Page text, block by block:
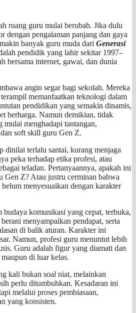
ruang guru mulai berubah. Jika dulu
dengan pengalaman panjang dan gaya
banyak guru muda dari Generasi
pendidik yang lahir sekitar 1997–
bersama internet, gawai, dan dunia
angin segar bagi sekolah. Mereka
memanfaatkan teknologi dalam
pendidikan yang semakin dinamis,
berharga. Namun demikian, tidak
mulai menghadapi tantangan,
soft skill guru Gen Z.
dinilai terlalu santai, kurang menjaga
peka terhadap etika profesi, atau
teladan. Pertanyaannya, apakah ini
Gen Z? Atau justru cerminan bahwa
menyesuaikan dengan karakter
komunikasi yang cepat, terbuka,
menyampaikan pendapat, serta
di balik aturan. Karakter ini
Namun, profesi guru menuntut lebih
Guru adalah figur yang diamati dan
di luar kelas.
kali bukan soal niat, melainkan
perlu ditumbuhkan. Kesadaran ini
melalui proses pembiasaan,
yang konsisten.